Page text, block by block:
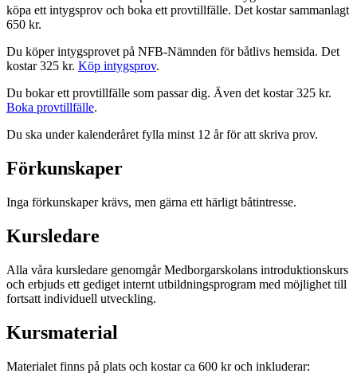
köpa ett intygsprov och boka ett provtillfälle. Det kostar sammanlagt
650 kr.
Du köper intygsprovet på NFB-Nämnden för båtlivs hemsida. Det
kostar 325 kr. Köp intygsprov.
Du bokar ett provtillfälle som passar dig. Även det kostar 325 kr.
Boka provtillfälle.
Du ska under kalenderåret fylla minst 12 år för att skriva prov.
Förkunskaper
Inga förkunskaper krävs, men gärna ett härligt båtintresse.
Kursledare
Alla våra kursledare genomgår Medborgarskolans introduktionskurs
och erbjuds ett gediget internt utbildningsprogram med möjlighet till
fortsatt individuell utveckling.
Kursmaterial
Materialet finns på plats och kostar ca 600 kr och inkluderar: